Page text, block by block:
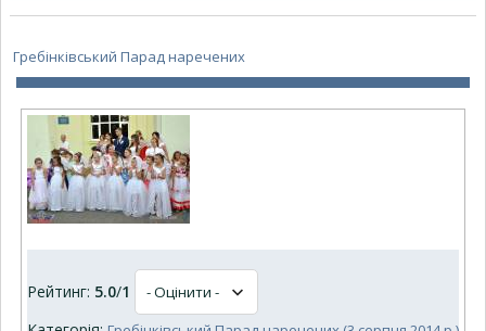
Гребінківський Парад наречених
Рейтинг: 5.0/1